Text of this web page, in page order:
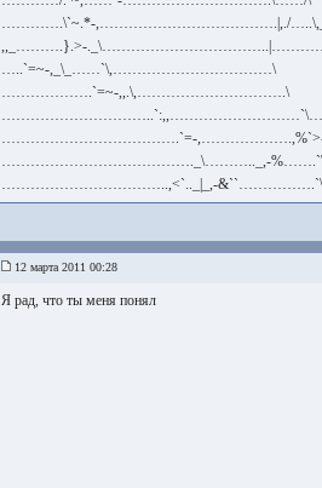
………….\`~.*-,……………………………….|,./
,,_……….}.>-
…..`=~-,_\_……`\,……………………………\
……………….`=~-,,.\,………………………….\
……………………………….`=-,……………….,%`>--
…………………………………._\……….._,-
……………………………..,<`.._|_,-&``…………….`\
12 марта 2011 00:28
Я рад, что ты меня понял